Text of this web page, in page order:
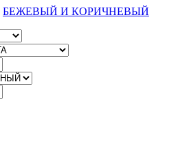
БЕЖЕВЫЙ И КОРИЧНЕВЫЙ